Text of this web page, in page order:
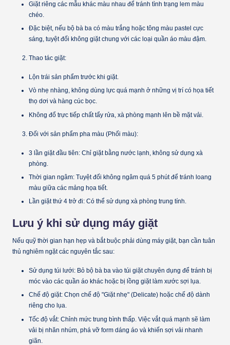
Giặt riêng các mẫu khác màu nhau để tránh tình trạng lem màu
chéo.
Đặc biệt, nếu bộ bà ba có màu trắng hoặc tông màu pastel cực
sáng, tuyệt đối không giặt chung với các loại quần áo màu đậm.
Thao tác giặt:
Lộn trái sản phẩm trước khi giặt.
Vò nhẹ nhàng, không dùng lực quá mạnh ở những vị trí có họa tiết
thọ dơi và hàng cúc bọc.
Không đổ trực tiếp chất tẩy rửa, xà phòng mạnh lên bề mặt vải.
Đối với sản phẩm pha màu (Phối màu):
3 lần giặt đầu tiên: Chỉ giặt bằng nước lạnh, không sử dụng xà
phòng.
Thời gian ngâm: Tuyệt đối không ngâm quá 5 phútđể tránh loang
màu giữa các mảng họa tiết.
Lần giặt thứ 4 trở đi: Có thể sử dụng xà phòng trung tính.
Lưu ý khi sử dụng máy giặt
Nếu quỹ thời gian hạn hẹp và bắt buộc phải dùng máy giặt, bạn cần tuân
thủ nghiêm ngặt các nguyên tắc sau:
Sử dụng túi lưới: Bỏ bộ bà ba vào túi giặt chuyên dụng để tránh bị
móc vào các quần áo khác hoặc bị lồng giặt làm xước sợi lụa.
Chế độ giặt: Chọn chế độ "Giặt nhẹ" (Delicate) hoặc chế độ dành
riêng cho lụa.
Tốc độ vắt: Chỉnh mức trung bình thấp. Việc vắt quá mạnh sẽ làm
vải bị nhăn nhúm, phá vỡ form dáng áo và khiến sợi vải nhanh
giãn.